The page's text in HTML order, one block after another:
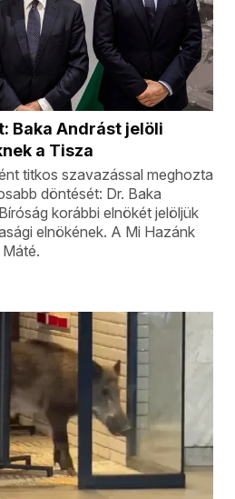
Baka Andrást jelöli
a Tisza
titkos szavazással meghozta
döntését: Dr. Baka
korábbi elnökét jelöljük
elnökének. A Mi Hazánk